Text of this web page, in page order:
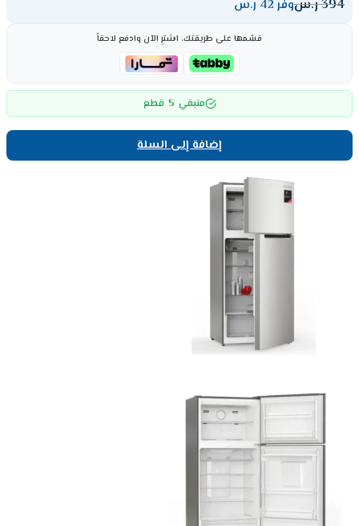
394ر.سوفر 42 ر.س
قسّمها على طريقتك، اشترِ الآن وادفع لاحقاً
متبقي 5 قطع
إضافة إلى السلة